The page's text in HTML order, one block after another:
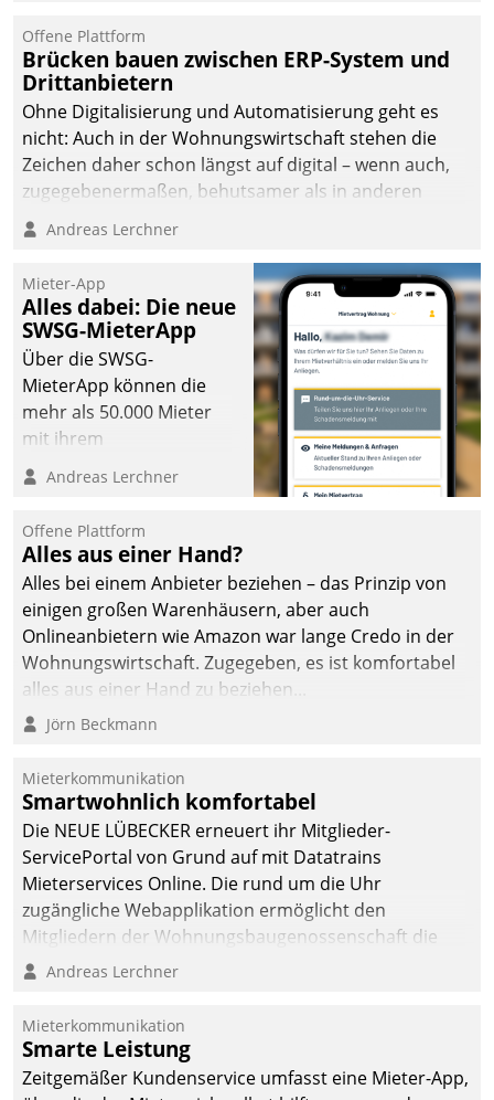
Offene Plattform
Brücken bauen zwischen ERP-System und
Drittanbietern
Ohne Digitalisierung und Automatisierung geht es
nicht: Auch in der Wohnungswirtschaft stehen die
Zeichen daher schon längst auf digital – wenn auch,
zugegebenermaßen, behutsamer als in anderen
Branchen.
Andreas Lerchner
Mieter-App
Alles dabei: Die neue
SWSG-MieterApp
Über die SWSG-
MieterApp können die
mehr als 50.000 Mieter
mit ihrem
Wohnungsunternehmen
kommunizieren, auf dem
einsehen und ändern
oder
Schadensmeldungen
abgeben – rund um die
Uhr.
Andreas Lerchner
Offene Plattform
Alles aus einer Hand?
Alles bei einem Anbieter beziehen – das Prinzip von
einigen großen Warenhäusern, aber auch
Onlineanbietern wie Amazon war lange Credo in der
Wohnungswirtschaft. Zugegeben, es ist komfortabel
alles aus einer Hand zu beziehen...
Jörn Beckmann
Mieterkommunikation
Smartwohnlich komfortabel
Die NEUE LÜBECKER erneuert ihr Mitglieder-
ServicePortal von Grund auf mit Datatrains
Mieterservices Online. Die rund um die Uhr
zugängliche Webapplikation ermöglicht den
Mitgliedern der Wohnungs­bau­genossenschaft die
Kontaktaufnahme per Smartphone, Tablet oder PC.
Andreas Lerchner
Mieterkommunikation
Smarte Leistung
Zeitgemäßer Kundenservice umfasst eine Mieter-App,